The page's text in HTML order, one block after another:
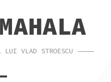
VLAD STROESCU